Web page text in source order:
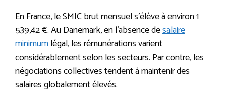
En France, le SMIC brut mensuel s’élève à environ 1
539,42 €. Au Danemark, en l’absence desalaire
minimumlégal, les rémunérations varient
considérablement selon les secteurs. Par contre, les
négociations collectives tendent à maintenir des
salaires globalement élevés.